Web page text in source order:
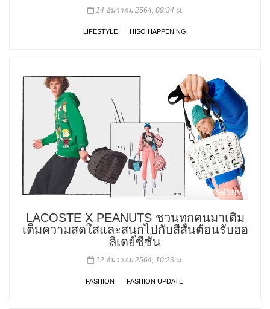
14 ธันวาคม 2564, 09:34 น.
LIFESTYLE HISO HAPPENING
LACOSTE X PEANUTS ชวนทุกคนมาเติม
เต็มความสดใสและสนุกไปกับสีสันต้อนรับฮอ
ลิเดย์ซีซั่น
12 ธันวาคม 2564, 10:23 น.
FASHION FASHION UPDATE